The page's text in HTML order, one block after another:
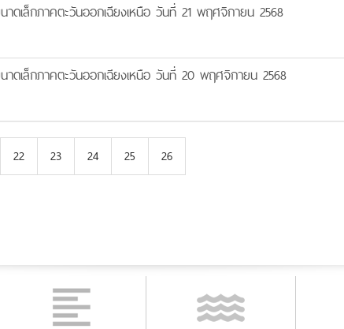
ดเล็กภาคตะวันออกเฉียงเหนือ วันที่ 21 พฤศจิกายน 2568
ดเล็กภาคตะวันออกเฉียงเหนือ วันที่ 20 พฤศจิกายน 2568
22 23 24 25
26